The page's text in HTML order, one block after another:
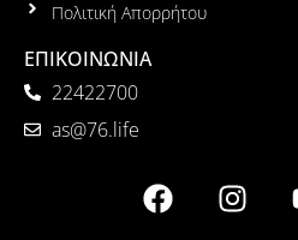
Πολιτική Απορρήτου
ΕΠΙΚΟΙΝΩΝΙΑ
22422700
as@76.life